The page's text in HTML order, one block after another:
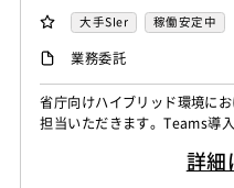
s等）の導入経験 ・
ryの知見・経験
大手SIer 稼働安定中
業務委託
省庁向けハイブリッド環境に
担当いただきます。Teams導
詳細